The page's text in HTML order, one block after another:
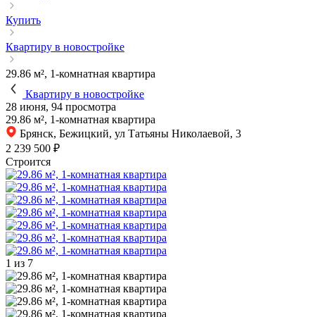
Купить
Квартиру в новостройке
29.86 м², 1-комнатная квартира
Квартиру в новостройке
28 июня, 94 просмотра
29.86 м², 1-комнатная квартира
Брянск, Бежицкий, ул Татьяны Николаевой, 3
2 239 500 ₽
Строится
1 из 7